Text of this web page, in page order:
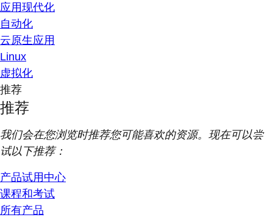
应用现代化
自动化
云原生应用
Linux
虚拟化
推荐
推荐
我们会在您浏览时推荐您可能喜欢的资源。现在可以尝
试以下推荐：
产品试用中心
课程和考试
所有产品